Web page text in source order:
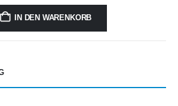
IN DEN WARENKORB